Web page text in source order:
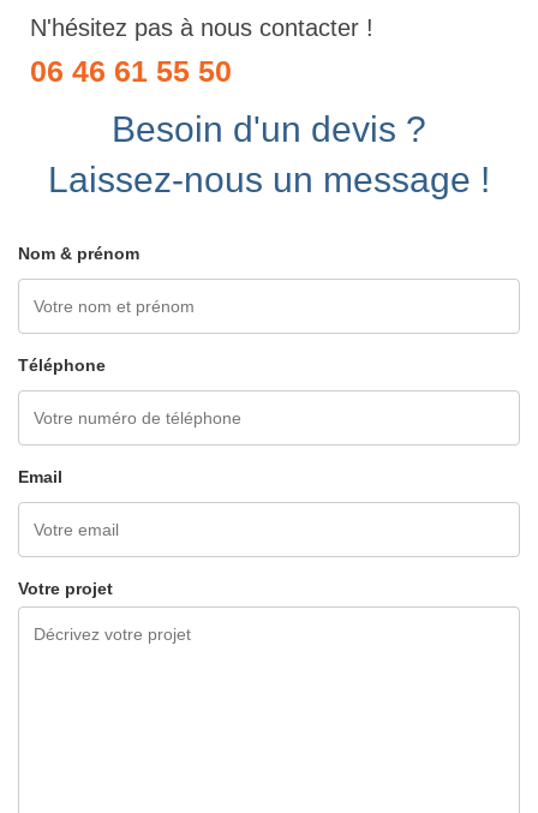
N'hésitez pas à nous contacter !
06 46 61 55 50
Besoin d'un devis ?
Laissez-nous un message !
Nom & prénom
Téléphone
Email
Votre projet